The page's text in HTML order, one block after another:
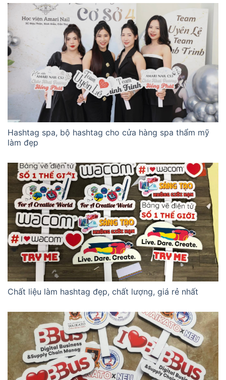
Hashtag spa, bộ hashtag cho cửa hàng spa thẩm mỹ
làm đẹp
Chất liệu làm hashtag đẹp, chất lượng, giá rẻ nhất